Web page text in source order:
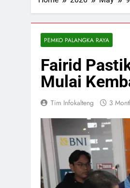
PEMKO PALANGKA RAYA
Fairid
Mulai
Tim Infokalteng 3